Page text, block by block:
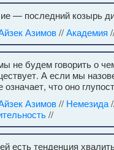
— последний козырь
Азимов//Академия
не будем говорить о
А если мы
означает, что оно
Азимов// Немезида
//
есть тенденция